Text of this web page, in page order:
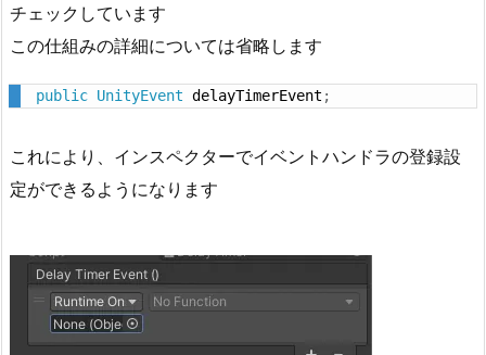
1.
一
時
的
タ
イ
ー
を
使
う
チェックしています
この仕組みの詳細については省略します
public UnityEvent delayTimerEvent ;
これにより、インスペクターでイベントハンドラの登録設
定ができるようになります